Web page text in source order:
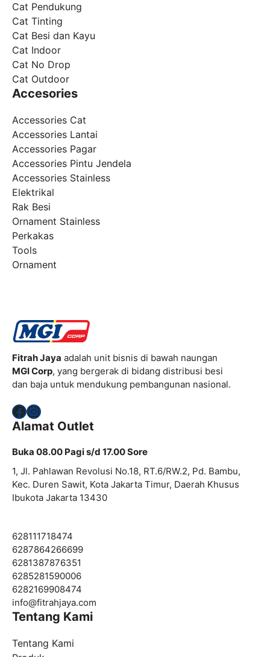
Cat Pendukung
Cat Tinting
Cat Besi dan Kayu
Cat Indoor
Cat No Drop
Cat Outdoor
Accesories
Accessories Cat
Accessories Lantai
Accessories Pagar
Accessories Pintu Jendela
Accessories Stainless
Elektrikal
Rak Besi
Ornament Stainless
Perkakas
Tools
Ornament
Fitrah Jaya adalah unit bisnis di bawah naungan
MGI Corp, yang bergerak di bidang distribusi besi
dan baja untuk mendukung pembangunan nasional.
Facebook
Instagram
Alamat Outlet
Buka 08.00 Pagi s/d 17.00 Sore
1, Jl. Pahlawan Revolusi No.18, RT.6/RW.2, Pd. Bambu,
Kec. Duren Sawit, Kota Jakarta Timur, Daerah Khusus
Ibukota Jakarta 13430
628111718474
6287864266699
6281387876351
6285281590006
6282169908474
info@fitrahjaya.com
Tentang Kami
Tentang Kami